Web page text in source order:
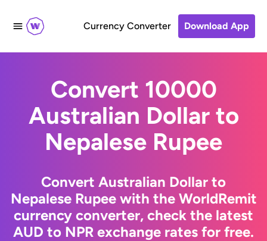
Currency Converter Download App
Convert 10000
Australian Dollar to
Nepalese Rupee
Convert Australian Dollar to
Nepalese Rupee with the WorldRemit
currency converter, check the latest
AUD to NPR exchange rates for free.